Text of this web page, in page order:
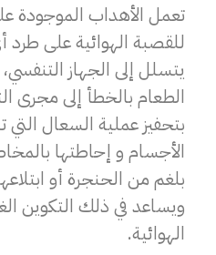
تعمل الأهداب الموجودة
للقصبة الهوائية على
يتسلل إلى الجهاز
الطعام بالخطأ إلى مجرى
بتحفيز عملية السعال
الأجسام و إحاطتها
بلغم من الحنجرة أو
ويساعد في ذلك التكوين
الهوائية.